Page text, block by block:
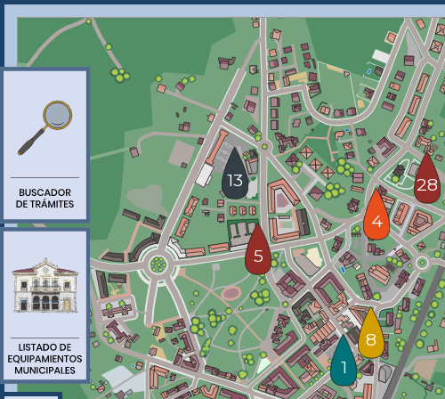
28
13
8
5
4
1